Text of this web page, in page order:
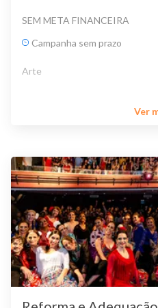
SEM META FINANCEIRA
Campanha sem prazo
Arte
Ver